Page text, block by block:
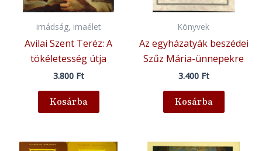
imádság, imaélet
Avilai Szent Teréz: A
tökéletesség útja
3.800 Ft
Kosárba
Könyvek
Az egyházatyák beszédei
Szűz Mária-ünnepekre
3.400 Ft
Kosárba